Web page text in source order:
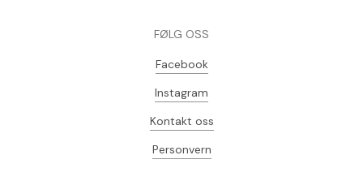
FØLG OSS
Facebook
Instagram
Kontakt oss
Personvern